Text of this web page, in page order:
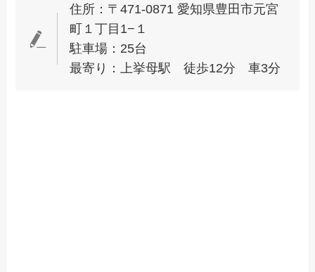
住所：〒471-0871 愛知県豊田市元宮
町１丁目1−１
駐車場：25台
最寄り：上挙母駅 徒歩12分 車3分